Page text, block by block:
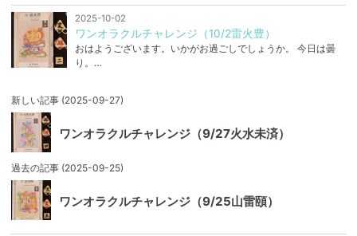
2025-10-02
ワンオラクルチャレンジ（10/2雷火豊）
おはようございます。いかがお過ごしでしょうか。 今日は曇
り。…
新しい記事 (2025-09-27)
ワンオラクルチャレンジ（9/27火水未済）
過去の記事 (2025-09-25)
ワンオラクルチャレンジ（9/25山雷頤）